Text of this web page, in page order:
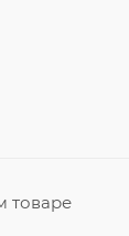
товаре